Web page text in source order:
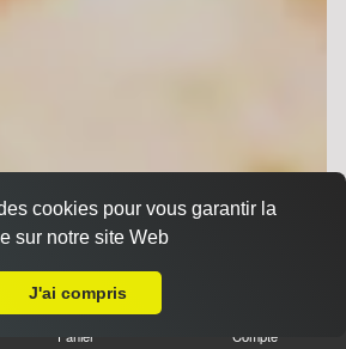
Panier Compte
cookies pour vous garantir la
sur notre site Web
J'ai compris